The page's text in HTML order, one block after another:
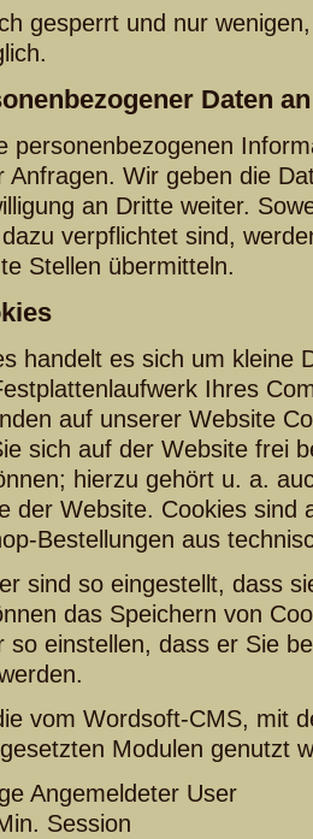
gesperrt und nur
Daten
personenbezogenen
Anfragen. Wir geben die
an Dritte weiter.
verpflichtet sind,
Stellen übermitteln.
handelt es sich um kleine
Ihres
auf unserer Website
sich auf der Website frei
hierzu gehört u. a.
der Website. Cookies sind
Bestellungen aus
sind so eingestellt, dass
das Speichern von
so einstellen, dass er Sie
vom Wordsoft-CMS, mit
Modulen genutzt
Angemeldeter User
Session